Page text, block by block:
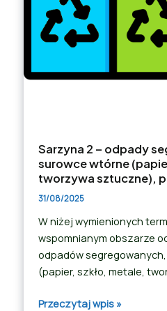
Sarzyna 2 – odpady
surowce wtórne
tworzywa sztuczne),
31/08/2025
W niżej wymienionych
wspomnianym obszarze
odpadów
(papier, szkło, metale,
Przeczytaj wpis »